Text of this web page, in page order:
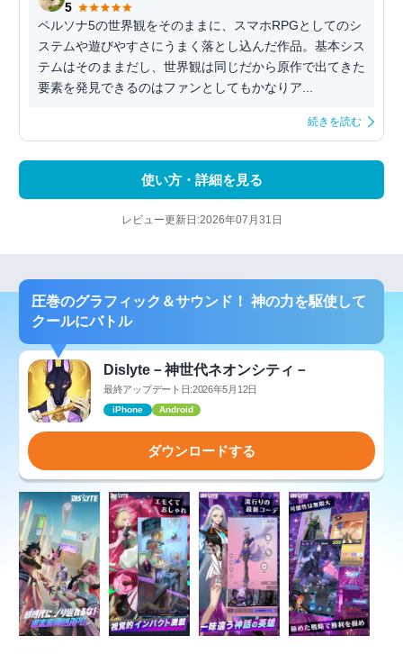
5
ペルソナ5の世界観をそのままに、スマホRPGとしてのシ
ステムや遊びやすさにうまく落とし込んだ作品。基本シス
テムはそのままだし、世界観は同じだから原作で出てきた
要素を発見できるのはファンとしてもかなりア...
続きを読む
使い方・詳細を見る
レビュー更新日:2026年07月31日
圧巻のグラフィック＆サウンド！ 神の力を駆使して
クールにバトル
Dislyte－神世代ネオンシティ－
最終アップデート日:2026年5月12日
iPhone Android
ダウンロードする